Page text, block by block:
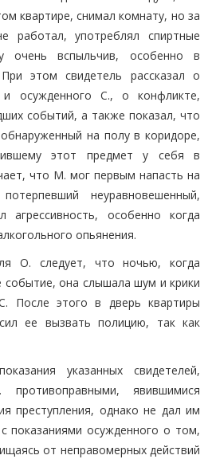
квартире, снимал комнату, но за
работал, употреблял спиртные
очень вспыльчив, особенно в
этом свидетель рассказал о
осужденного С., о конфликте,
событий, а также показал, что
на полу в коридоре,
этот предмет у себя в
что М. мог первым напасть на
неуравновешенный,
агрессивность, особенно когда
опьянения.
О. следует, что ночью, когда
событие, она слышала шум и крики
После этого в дверь квартиры
ее вызвать полицию, так как
указанных свидетелей,
явившимися
преступления, однако не дал им
показаниями осужденного о том,
от неправомерных действий